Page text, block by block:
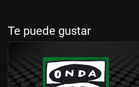
Te puede gustar